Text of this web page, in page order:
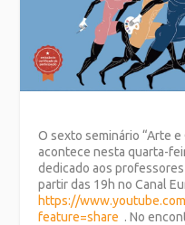
O sexto seminário “Arte
acontece nesta quarta-
dedicado aos
partir das 19h no Canal
https://
feature=share . No